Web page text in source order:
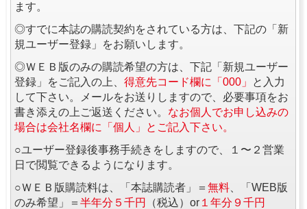
ます。
◎すでに本誌の購読契約をされている方は、下記の「新
規ユーザー登録」をお願いします。
◎ＷＥＢ版のみの購読希望の方は、下記「新規ユーザー
登録」をご記入の上、 得意先コード欄に「000」
と入力
して下さい。メールをお送りしますので、必要事項をお
書き添えの上ご返送ください。 なお個人でお申し込みの
場合は会社名欄に「個人」とご記入下さい。
○ユーザー登録後事務手続きをしますので、１〜２営業
日で閲覧できるようになります。
○ＷＥＢ版購読料は、「本誌購読者」＝ 無料 、「WEB版
のみ希望」＝ 半年分５千円 （税込）or １年分９千円